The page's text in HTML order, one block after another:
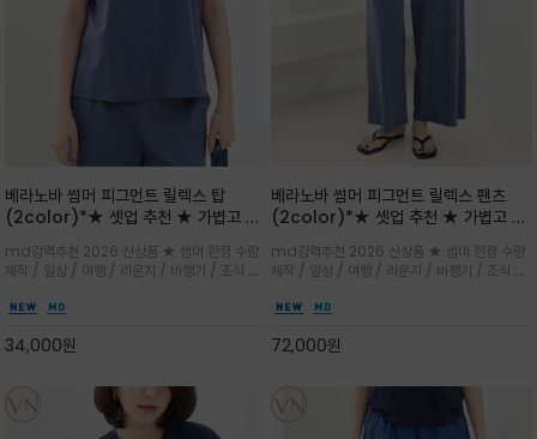
베라노바 썸머 피그먼트 릴렉스 탑
(2color)*★ 셋업 추천 ★ 가볍고 부
튼 소재로 완성
md강력추천 2026 신상품 ★ 썸머 한정 수량
제작 / 일상 / 여행 / 라운지 / 비행기 / 조식 /
그먼트로 제작되어 편하고 가볍게 후회없으실 아
34,000원
베라노바 썸머 피그먼트 릴렉스 팬츠
(2color)*★ 셋업 추천 ★ 가볍고 부
튼 소재로 완성
md강력추천 2026 신상품 ★ 썸머 한정 수량
제작 / 일상 / 여행 / 라운지 / 비행기 / 조식 /
그먼트로 제작되어 편하고 가볍게 후회없으실 아
72,000원